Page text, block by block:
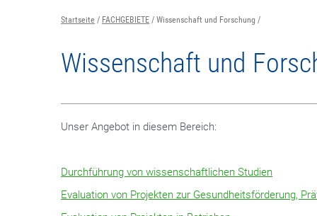
Startseite FACHGEBIETE Wissenschaft und Forschung
Wissenschaft und
Unser Angebot in diesem Bereich:
Durchführung von wissenschaftlichen Studien
Evaluation von Projekten zur Gesundheitsförderung,